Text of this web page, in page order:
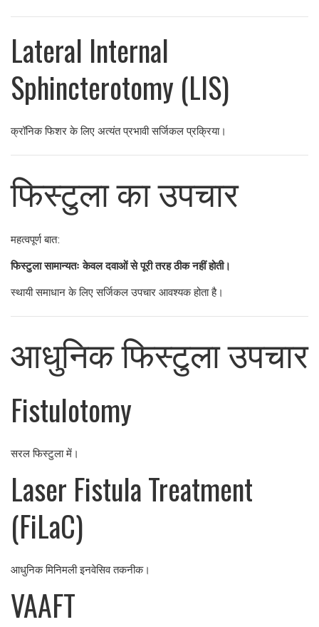
Lateral Internal
Sphincterotomy (LIS)
क्रॉनिक फिशर के लिए अत्यंत प्रभावी सर्जिकल प्रक्रिया।
फिस्टुला का उपचार
महत्वपूर्ण बात:
फिस्टुला सामान्यतः केवल दवाओं से पूरी तरह ठीक नहीं होती।
स्थायी समाधान के लिए सर्जिकल उपचार आवश्यक होता है।
आधुनिक फिस्टुला उपचार
Fistulotomy
सरल फिस्टुला में।
Laser Fistula Treatment
(FiLaC)
आधुनिक मिनिमली इनवेसिव तकनीक।
VAAFT